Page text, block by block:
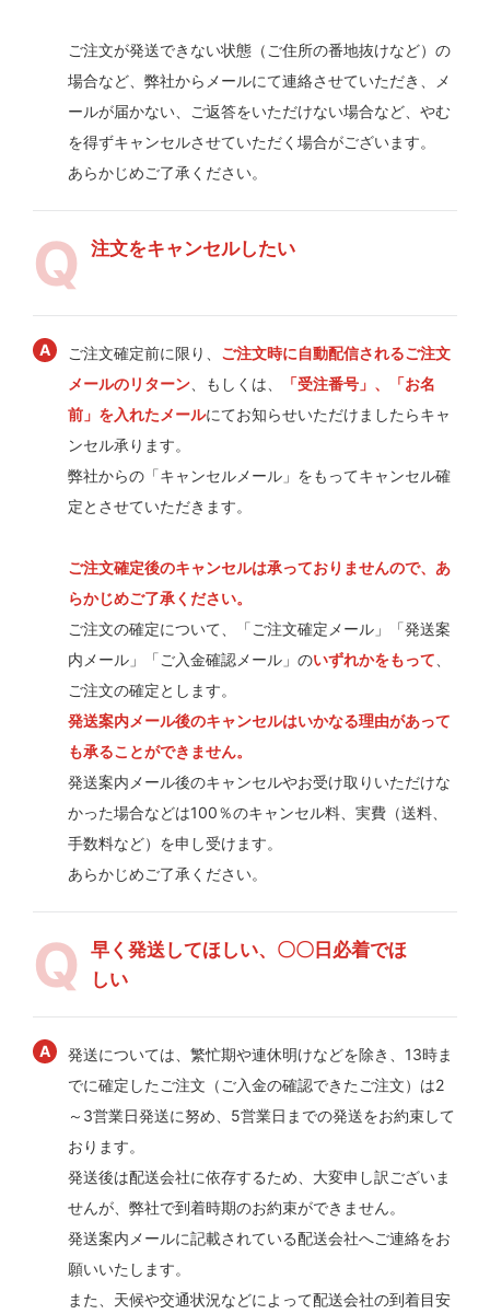
ご注文が発送できない状態（ご住所の番地抜けなど）の
場合など、弊社からメールにて連絡させていただき、メ
ールが届かない、ご返答をいただけない場合など、やむ
を得ずキャンセルさせていただく場合がございます。
あらかじめご了承ください。
注文をキャンセルしたい
ご注文確定前に限り、 ご注文時に自動配信されるご注文
メールのリターン 、もしくは、
「受注番号」、「お名
前」を入れたメールにてお知らせいただけましたらキャ
ンセル承ります。
弊社からの「キャンセルメール」をもってキャンセル確
定とさせていただきます。
ご注文確定後のキャンセルは承っておりませんので、あ
らかじめご了承ください。
ご注文の確定について、「ご注文確定メール」「発送案
内メール」「ご入金確認メール」のいずれかをもって
ご注文の確定とします。
発送案内メール後のキャンセルはいかなる理由があって
も承ることができません。
発送案内メール後のキャンセルやお受け取りいただけな
かった場合などは100％のキャンセル料、実費（送料、
手数料など）を申し受けます。
あらかじめご了承ください。
早く発送してほしい、〇〇日必着でほ
しい
発送については、繁忙期や連休明けなどを除き、13時ま
でに確定したご注文（ご入金の確認できたご注文）は2
～3営業日発送に努め、5営業日までの発送をお約束して
おります。
発送後は配送会社に依存するため、大変申し訳ございま
せんが、弊社で到着時期のお約束ができません。
発送案内メールに記載されている配送会社へご連絡をお
願いいたします。
また、天候や交通状況などによって配送会社の到着目安